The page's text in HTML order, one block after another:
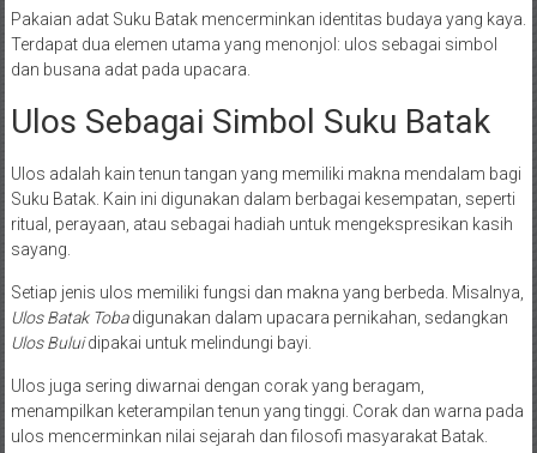
Pakaian adat Suku Batak mencerminkan identitas budaya yang kaya.
Terdapat dua elemen utama yang menonjol: ulos sebagai simbol
dan busana adat pada upacara.
Ulos Sebagai Simbol Suku Batak
Ulos adalah kain tenun tangan yang memiliki makna mendalam bagi
Suku Batak. Kain ini digunakan dalam berbagai kesempatan, seperti
ritual, perayaan, atau sebagai hadiah untuk mengekspresikan kasih
sayang.
Setiap jenis ulos memiliki fungsi dan makna yang berbeda. Misalnya,
Ulos Batak Tobadigunakan dalam upacara pernikahan, sedangkan
Ulos Buluidipakai untuk melindungi bayi.
Ulos juga sering diwarnai dengan corak yang beragam,
menampilkan keterampilan tenun yang tinggi. Corak dan warna pada
ulos mencerminkan nilai sejarah dan filosofi masyarakat Batak.